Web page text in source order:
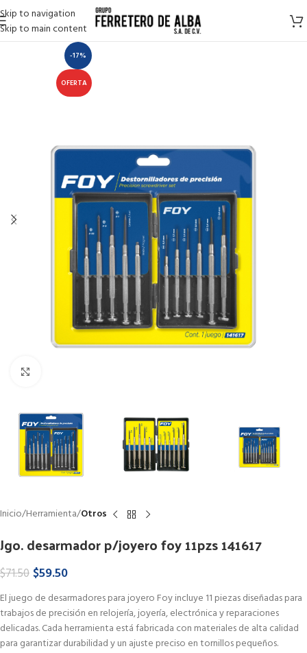
Skip to navigation
Skip to main content
-17%
OFERTA
Inicio Herramienta Otros
Jgo. desarmador p/joyero foy 11pzs 141617
$71.50 $59.50
El juego de desarmadores para joyero Foy incluye 11 piezas diseñadas para
trabajos de precisión en relojería, joyería, electrónica y reparaciones
delicadas. Cada herramienta está fabricada con materiales de alta calidad
para garantizar durabilidad y un ajuste preciso en tornillos pequeños.